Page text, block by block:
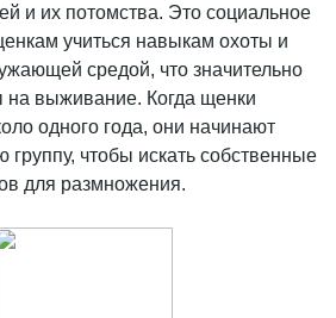
и их потомства. Это социальное
учиться навыкам охоты и
средой, что значительно
на выживание. Когда щенки
одного года, они начинают
группу, чтобы искать собственные
для размножения.